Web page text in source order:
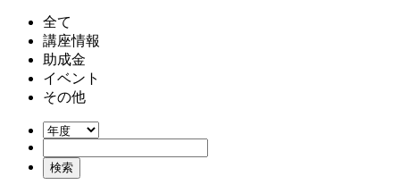
全て
講座情報
助成金
イベント
その他